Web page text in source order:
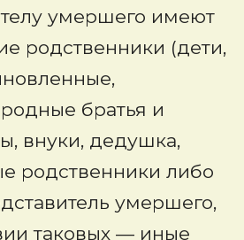
умершего имеют
родственники (дети,
братья и
внуки, дедушка,
родственники либо
умершего,
таковых — иные